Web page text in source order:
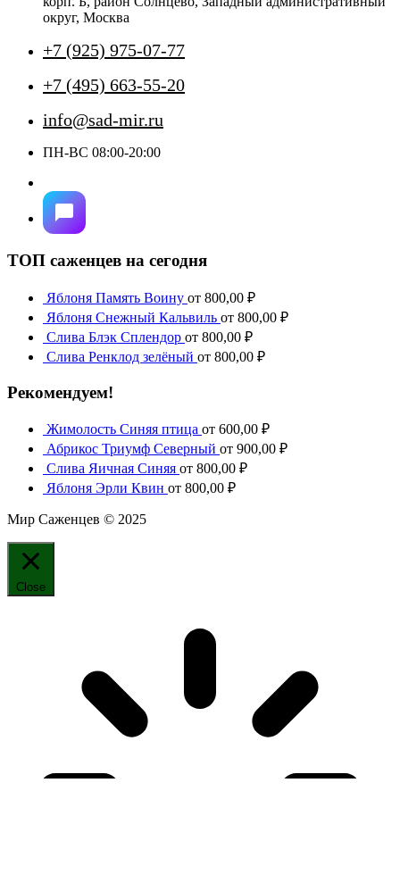
странице
округ, Москва
+7 (925) 975-07-77
+7 (495) 663-55-20
info@sad-mir.ru
ПН-ВС 08:00-20:00
ТОП саженцев на сегодня
Яблоня Память Воину от 800,00 ₽
Яблоня Снежный Кальвиль от 800,00 ₽
Слива Блэк Сплендор от 800,00 ₽
Слива Ренклод зелёный от 800,00 ₽
Рекомендуем!
Жимолость Синяя птица от 600,00 ₽
Абрикос Триумф Северный от 900,00 ₽
Слива Яичная Синяя от 800,00 ₽
Яблоня Эрли Квин от 800,00 ₽
Мир Саженцев © 2025
Close